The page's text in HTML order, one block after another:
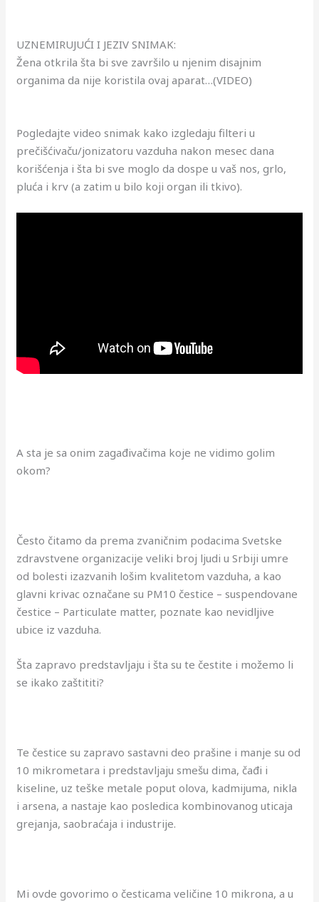
UZNEMIRUJUĆI I JEZIV SNIMAK:
Žena otkrila šta bi sve završilo u njenim disajnim
organima da nije koristila ovaj aparat…(VIDEO)
Pogledajte video snimak kako izgledaju filteri u
prečišćivaču/jonizatoru vazduha nakon mesec dana
korišćenja i šta bi sve moglo da dospe u vaš nos, grlo,
pluća i krv (a zatim u bilo koji organ ili tkivo).
A sta je sa onim zagađivačima koje ne vidimo golim
okom?
Često čitamo da prema zvaničnim podacima Svetske
zdravstvene organizacije veliki broj ljudi u Srbiji umre
od bolesti izazvanih lošim kvalitetom vazduha, a kao
glavni krivac označane su PM10 čestice – suspendovane
čestice – Particulate matter, poznate kao nevidljive
ubice iz vazduha.
Šta zapravo predstavljaju i šta su te čestite i možemo li
se ikako zaštititi?
Te čestice su zapravo sastavni deo prašine i manje su od
10 mikrometara i predstavljaju smešu dima, čađi i
kiseline, uz teške metale poput olova, kadmijuma, nikla
i arsena, a nastaje kao posledica kombinovanog uticaja
grejanja, saobraćaja i industrije.
Mi ovde govorimo o česticama veličine 10 mikrona, a u